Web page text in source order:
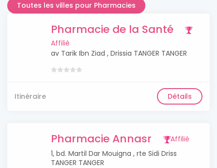
Toutes les villes pour Pharmacies
Pharmacie de la Santé
Affilié
av Tarik Ibn Ziad , Drissia TANGER TANGER
Itinéraire Détails
Pharmacie Annasr
Affilié
1, bd. Martil Dar Mouigna , rte Sidi Driss
TANGER TANGER